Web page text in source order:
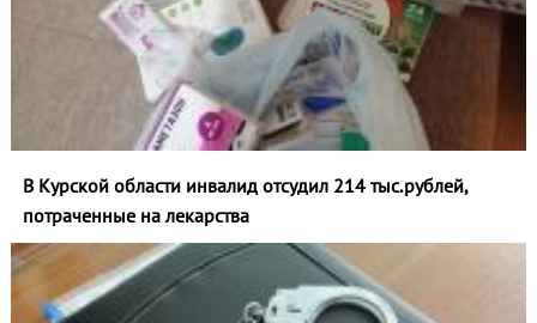
В Курской области инвалид отсудил 214 тыс.рублей,
потраченные на лекарства